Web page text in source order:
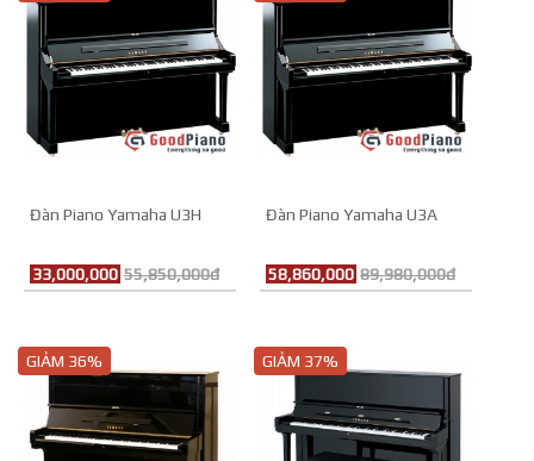
Đàn Piano Yamaha U3H
33,000,000 55,850,000đ
Đàn Piano Yamaha U3A
58,860,000 89,980,000đ
GIẢM 36% GIẢM 37%